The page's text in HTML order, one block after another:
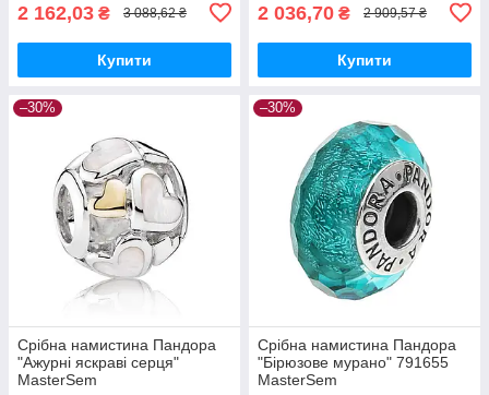
2 162,03 ₴ 3 088,62 ₴
Купити
2 036,70 ₴ 2 909,57 ₴
Купити
–30%
Срібна намистина Пандора
"Ажурні яскраві серця"
MasterSem
–30%
Срібна намистина Пандора
"Бірюзове мурано" 791655
MasterSem